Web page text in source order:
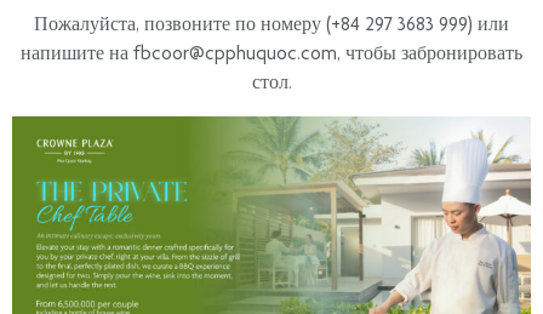
Пожалуйста, позвоните по номеру (+84 297 3683 999) или
напишите на fbcoor@cpphuquoc.com, чтобы забронировать
стол.